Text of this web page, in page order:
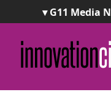
▾ G11 Media
ImpresaCity |
Awards
Italian